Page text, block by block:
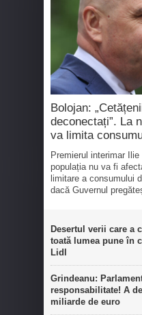
Bolojan:
deconectați”. La
va limita
Premierul interimar
populația nu va fi
limitare a consumului
dacă Guvernul
Desertul verii care a
toată lumea pune în
Lidl
Grindeanu:
responsabilitate! A
miliarde de euro